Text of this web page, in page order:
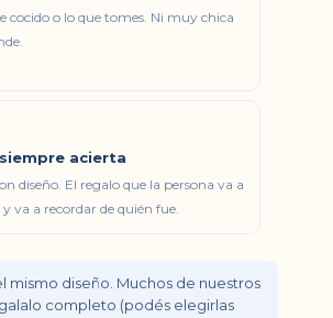
cocido o lo que tomes. Ni muy chica
acierta
diseño. El regalo que la persona va a
y va a recordar de quién fue.
mismo diseño. Muchos de nuestros
completo (podés elegirlas